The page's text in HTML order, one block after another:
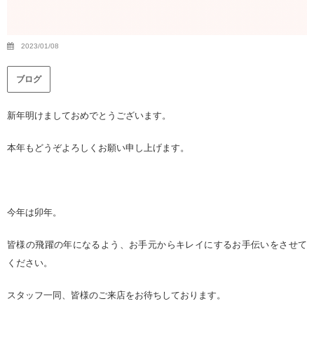
2023/01/08
ブログ
新年明けましておめでとうございます。
本年もどうぞよろしくお願い申し上げます。
今年は卯年。
皆様の飛躍の年になるよう、お手元からキレイにするお手伝いをさせて
ください。
スタッフ一同、皆様のご来店をお待ちしております。